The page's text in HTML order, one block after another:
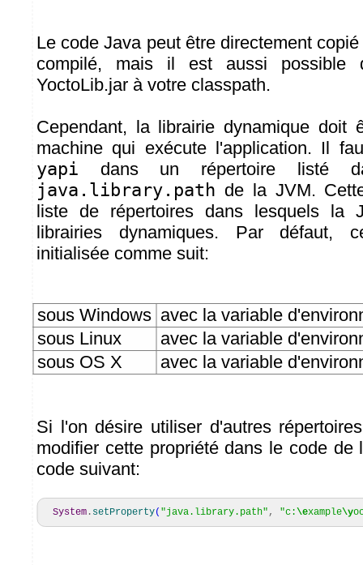
Le code Java peut être directement
compilé, mais il est aussi possible
YoctoLib.jar à votre classpath.
Cependant, la librairie dynamique doit
machine qui exécute l'application. Il
yapi dans un répertoire listé
java.library.path de la JVM.
liste de répertoires dans lesquels la
librairies dynamiques. Par défaut,
initialisée comme suit:
sous Windows avec la variable
sous Linux
avec la variable
sous OS X
avec la variable
Si l'on désire utiliser d'autres
modifier cette propriété dans le code de
code suivant:
System . setProperty( "java.library.path" , "c: \example\y